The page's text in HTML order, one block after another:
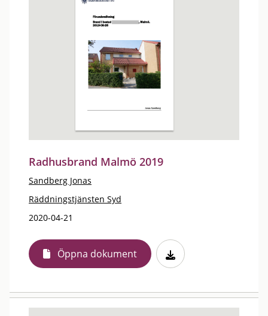
Radhusbrand Malmö 2019
Sandberg Jonas
Räddningstjänsten Syd
2020-04-21
Öppna dokument